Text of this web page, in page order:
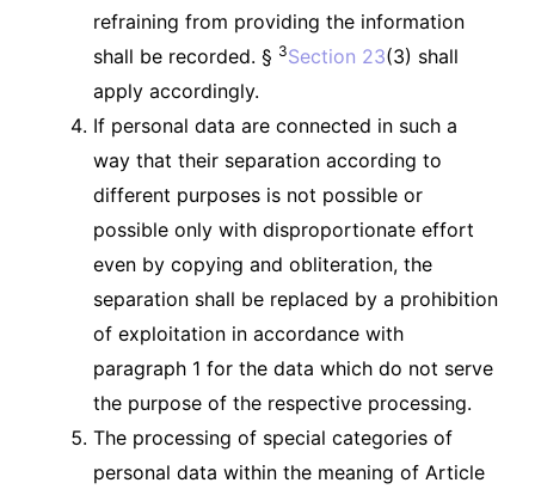
refraining from providing the information
shall be recorded. § 3Section 23(3) shall
apply accordingly.
If personal data are connected in such a
way that their separation according to
different purposes is not possible or
possible only with disproportionate effort
even by copying and obliteration, the
separation shall be replaced by a prohibition
of exploitation in accordance with
paragraph 1 for the data which do not serve
the purpose of the respective processing.
The processing of special categories of
personal data within the meaning of Article